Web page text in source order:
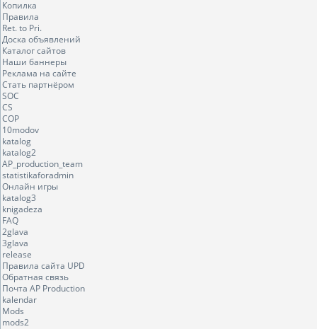
Копилка
Правила
Ret. to Pri.
Доска объявлений
Каталог сайтов
Наши баннеры
Реклама на сайте
Стать партнёром
SOC
CS
COP
10modov
katalog
katalog2
AP_production_team
statistikaforadmin
Онлайн игры
katalog3
knigadeza
FAQ
2glava
3glava
release
Правила сайта UPD
Обратная связь
Почта AP Production
kalendar
Mods
mods2